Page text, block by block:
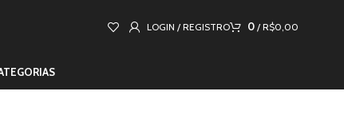
LOGIN / REGISTRO 0 / R$0,00